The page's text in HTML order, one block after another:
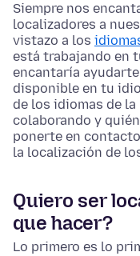
Siempre nos
localizadores a
vistazo a los
está trabajando en
encantaría
disponible en tu
de los idiomas de
colaborando y
ponerte en
la localización de
Quiero ser
que hacer?
Lo primero es lo